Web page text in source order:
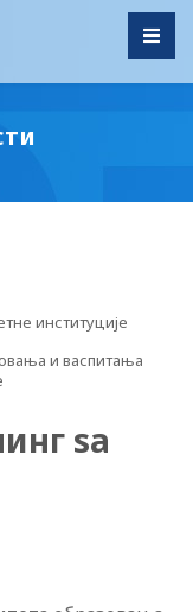
институције
и васпитања
ѕа